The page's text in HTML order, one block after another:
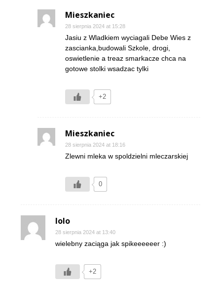
Mieszkaniec
28 sierpnia 2024 at 15:28
Jasiu z Wladkiem wyciagali Debe Wies z
zascianka,budowali Szkole, drogi,
oswietlenie a treaz smarkacze chca na
gotowe stolki wsadzac tylki
+2
Mieszkaniec
28 sierpnia 2024 at 18:16
Zlewni mleka w spoldzielni mleczarskiej
0
lolo
28 sierpnia 2024 at 13:40
wielebny zaciąga jak spikeeeeeer :)
+2